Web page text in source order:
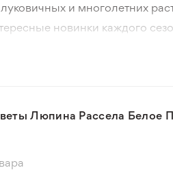
и многолетних
новинки каждого
Совпадение фотографии
Люпина Рассела Белое